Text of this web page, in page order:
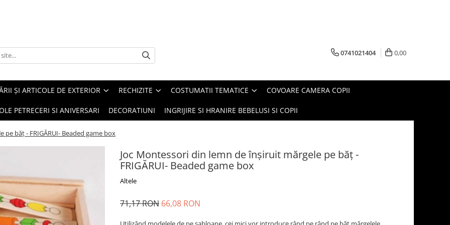
0741021404 0,00
ȘI ARTICOLE DE EXTERIOR RECHIZITE COSTUMATII TEMATICE COVOARE CAMERA COPII
PETRECERI SI ANIVERSARI DECORATIUNI INGRIJIRE SI HRANIRE BEBELUSI SI COPII
băț - FRIGĂRUI- Beaded game box
Joc Montessori din lemn de înșiruit mărgele pe băț -
FRIGĂRUI- Beaded game box
Altele
71,17 RON 66,08 RON